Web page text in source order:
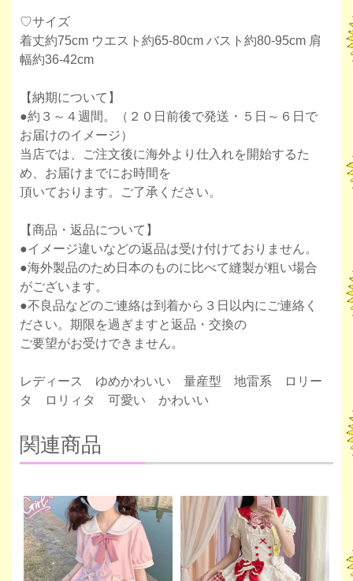
♡サイズ
着丈約75cm ウエスト約65-80cm バスト約80-95cm 肩
幅約36-42cm
【納期について】
●約３～４週間。（２０日前後で発送・５日～６日で
お届けのイメージ）
当店では、ご注文後に海外より仕入れを開始するた
め、お届けまでにお時間を
頂いております。ご了承ください。
【商品・返品について】
●イメージ違いなどの返品は受け付けておりません。
●海外製品のため日本のものに比べて縫製が粗い場合
がございます。
●不良品などのご連絡は到着から３日以内にご連絡く
ださい。期限を過ぎますと返品・交換の
ご要望がお受けできません。
レディース ゆめかわいい 量産型 地雷系 ロリー
タ ロリィタ 可愛い かわいい
関連商品